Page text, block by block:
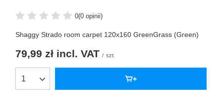
0(0 opinii)
Shaggy Strado room carpet 120x160 GreenGrass (Green)
79,99 zł incl. VAT / szt.